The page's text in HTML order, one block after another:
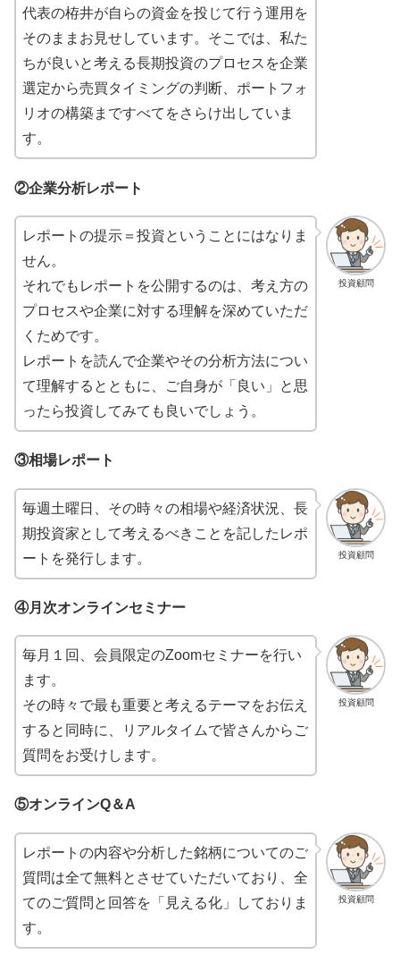
代表の栫井が自らの資金を投じて行う運用を
そのままお見せしています。そこでは、私た
ちが良いと考える長期投資のプロセスを企業
選定から売買タイミングの判断、ポートフォ
リオの構築まですべてをさらけ出していま
す。
②企業分析レポート
投資顧問
レポートの提示＝投資ということにはなりま
せん。
それでもレポートを公開するのは、考え方の
プロセスや企業に対する理解を深めていただ
くためです。
レポートを読んで企業やその分析方法につい
て理解するとともに、ご自身が「良い」と思
ったら投資してみても良いでしょう。
③相場レポート
投資顧問
毎週土曜日、その時々の相場や経済状況、長
期投資家として考えるべきことを記したレポ
ートを発行します。
④月次オンラインセミナー
投資顧問
毎月１回、会員限定のZoomセミナーを行い
ます。
その時々で最も重要と考えるテーマをお伝え
すると同時に、リアルタイムで皆さんからご
質問をお受けします。
⑤オンラインQ＆A
投資顧問
レポートの内容や分析した銘柄についてのご
質問は全て無料とさせていただいており、全
てのご質問と回答を「見える化」しておりま
す。